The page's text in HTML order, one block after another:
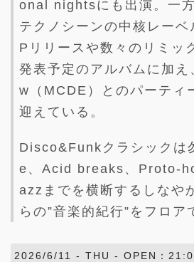
onal nightsにも出演。一
テクノシーンの中核レー
Pリリースや数々のリミッ
発表予定のアルバムに加
w（MCDE）とのパーティ
迎えている。
Disco&Funkクラシックは
e、Acid breaks、Proto-
azzまでを横断するしなや
らの”音楽的紀行”をフロア
2026/6/11 - THU - OPEN：